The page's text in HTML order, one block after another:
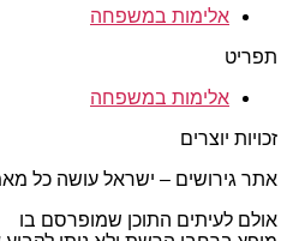
אלימות במשפחה
תפריט
אלימות במשפחה
זכויות יוצרים
אתר גירושים – ישראל עושה כל
אולם לעיתים התוכן שמופרסם בו